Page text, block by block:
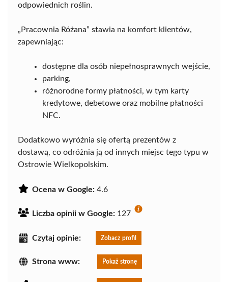
odpowiednich roślin.
„Pracownia Różana” stawia na komfort klientów,
zapewniając:
dostępne dla osób niepełnosprawnych wejście,
parking,
różnorodne formy płatności, w tym karty
kredytowe, debetowe oraz mobilne płatności
NFC.
Dodatkowo wyróżnia się ofertą prezentów z
dostawą, co odróżnia ją od innych miejsc tego typu w
Ostrowie Wielkopolskim.
Ocena w Google: 4.6
Liczba opinii w Google: 127
Czytaj opinie: Zobacz profil
Strona www: Pokaż stronę